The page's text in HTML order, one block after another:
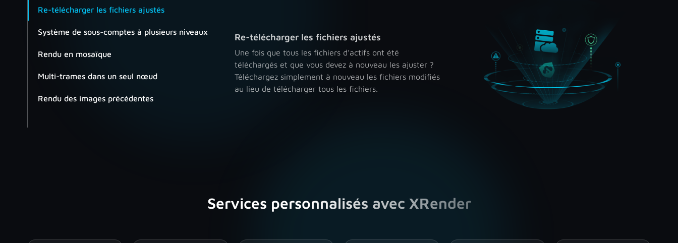
Re-télécharger les fichiers ajustés
Système de sous-comptes à plusieurs niveaux
Rendu en mosaïque
Multi-trames dans un seul nœud
Rendu des images précédentes
Re-télécharger les fichiers ajustés
Une fois que tous les fichiers d’actifs ont été
téléchargés et que vous devez à nouveau les ajuster ?
Téléchargez simplement à nouveau les fichiers modifiés
au lieu de télécharger tous les fichiers.
Services personnalisés avec XRender